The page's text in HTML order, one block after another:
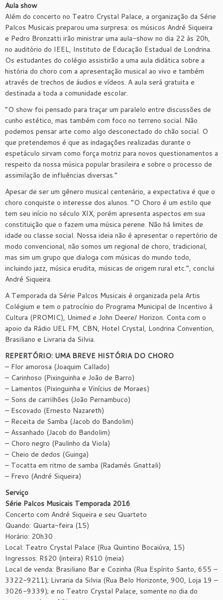
Aula show
Além do concerto no Teatro Crystal Palace, a organização da Série
Palcos Musicais preparou uma surpresa: os músicos André Siqueira
e Pedro Bronzatti irão ministrar uma aula-show no dia 22 às 20h,
no auditório do IEEL, Instituto de Educação Estadual de Londrina.
Os estudantes do colégio assistirão a uma aula didática sobre a
história do choro com a apresentação musical ao vivo e também
através de trechos de áudios e vídeos. A aula será gratuita e
destinada a toda a comunidade escolar.
“O show foi pensado para traçar um paralelo entre discussões de
cunho estético, mas também com foco no terreno social. Não
podemos pensar arte como algo desconectado do chão social. O
que pretendemos é que as indagações realizadas durante o
espetáculo sirvam como força motriz para novos questionamentos a
respeito da nossa música popular brasileira e sobre o processo de
assimilação de influências diversas.”
Apesar de ser um gênero musical centenário, a expectativa é que o
choro conquiste o interesse dos alunos. “O Choro é um estilo que
tem seu início no século XIX, porém apresenta aspectos em sua
constituição que o fazem uma música perene. Não há limites de
idade ou classe social. Nossa ideia não é apresentar o repertório de
modo convencional, não somos um regional de choro, tradicional,
mas sim um grupo que dialoga com músicas do mundo todo,
incluindo jazz, música erudita, músicas de origem rural etc.”, conclui
André Siqueira.
A Temporada da Série Palcos Musicais é organizada pela Artis
Colégium e tem o patrocínio do Programa Municipal de Incentivo à
Cultura (PROMIC), Unimed e John Deere/ Horizon. Conta com o
apoio da Rádio UEL FM, CBN, Hotel Crystal, Londrina Convention,
Brasiliano e Livraria da Silvia.
REPERTÓRIO: UMA BREVE HISTÓRIA DO CHORO
– Flor amorosa (Joaquim Callado)
– Carinhoso (Pixinguinha e João de Barro)
– Lamentos (Pixinguinha e Vinícius de Moraes)
– Sons de carrilhões (João Pernambuco)
– Escovado (Ernesto Nazareth)
– Receita de Samba (Jacob do Bandolim)
– Assanhado (Jacob do Bandolim)
– Choro negro (Paulinho da Viola)
– Cheio de dedos (Guinga)
– Tocatta em ritmo de samba (Radamés Gnattali)
– Frevo (André Siqueira)
Serviço
Série Palcos Musicais Temporada 2016
Concerto com André Siqueira e seu Quarteto
Quando: Quarta-feira (15)
Horário: 20h30
Local: Teatro Crystal Palace (Rua Quintino Bocaiúva, 15)
Ingressos: R$20 (inteira) R$10 (meia)
Local de venda: Brasiliano Bar e Cozinha (Rua Espírito Santo, 655 –
3322-9211); Livraria da Silvia (Rua Belo Horizonte, 900, Loja 19 –
3026-9339); e no Teatro Crystal Palace, somente no dia do